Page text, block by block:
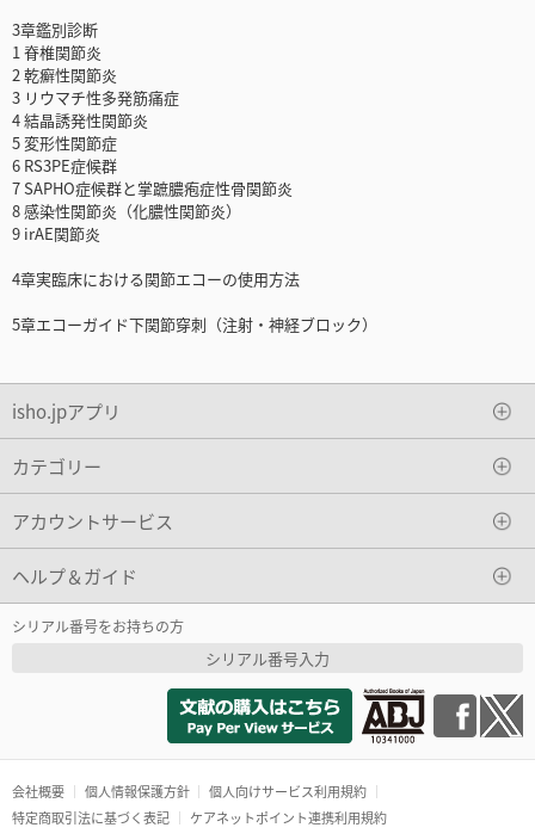
3章鑑別診断
1 脊椎関節炎
2 乾癬性関節炎
3 リウマチ性多発筋痛症
4 結晶誘発性関節炎
5 変形性関節症
6 RS3PE症候群
7 SAPHO症候群と掌蹠膿疱症性骨関節炎
8 感染性関節炎（化膿性関節炎）
9 irAE関節炎
4章実臨床における関節エコーの使用方法
5章エコーガイド下関節穿刺（注射・神経ブロック）
isho.jpアプリ
カテゴリー
アカウントサービス
ヘルプ＆ガイド
シリアル番号をお持ちの方
シリアル番号入力
会社概要 個人情報保護方針
個人向けサービス利用規約
特定商取引法に基づく表記
ケアネットポイント連携利用規約